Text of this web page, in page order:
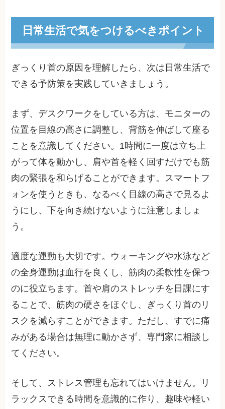
日常生活で気をつけるべきポイント
ぎっくり首の原因を理解したら、次は日常生活で
できる予防策を実践していきましょう。
まず、デスクワークをしている方は、モニターの
位置を目線の高さに調整し、背筋を伸ばして座る
ことを意識してください。1時間に一度は立ち上
がって体を動かし、肩や首を軽く回すだけでも筋
肉の緊張を和らげることができます。スマートフ
ォンを使うときも、なるべく目線の高さで見るよ
うにし、下を向き続けないように注意しましょ
う。
適度な運動も大切です。ウォーキングや水泳など
の全身運動は血行を良くし、筋肉の柔軟性を保つ
のに役立ちます。首や肩のストレッチを日課にす
ることで、筋肉の硬さをほぐし、ぎっくり首のリ
スクを減らすことができます。ただし、すでに痛
みがある場合は無理に動かさず、専門家に相談し
てください。
そして、ストレス管理も忘れてはいけません。リ
ラックスできる時間を意識的に作り、趣味や軽い